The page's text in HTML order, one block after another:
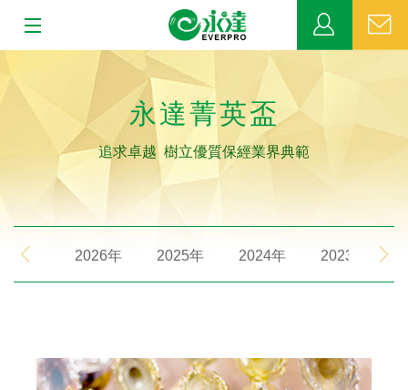
業務發展
MDRT
新聞中心
公益活動
網站連結
2026年 2025年 2024年 2023年
永達菁英盃
追求卓越 樹立優質保經業界典範